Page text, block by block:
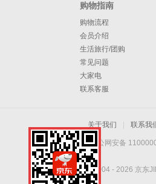
购物指南
购物流程
会员介绍
生活旅行/团购
常见问题
大家电
联系客服
关于我们 联系我
京公网安备
Copyright © 2004 - 2026 京东